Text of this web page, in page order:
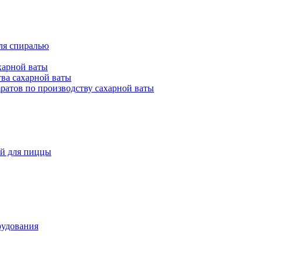
спиралью
ваты
сахарной ваты
по производству сахарной ваты
для пиццы